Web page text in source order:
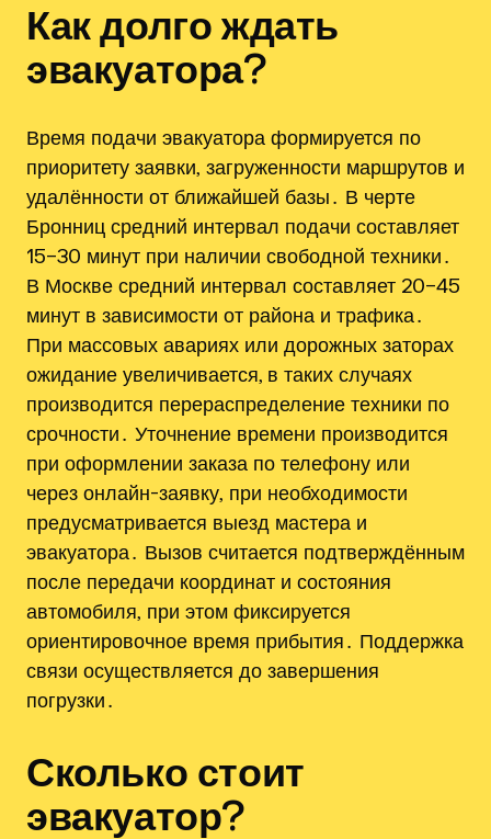
Как долго ждать
эвакуатора?
Время подачи эвакуатора формируется по
приоритету заявки‚ загруженности маршрутов и
удалённости от ближайшей базы․ В черте
Бронниц средний интервал подачи составляет
15–30 минут при наличии свободной техники․
В Москве средний интервал составляет 20–45
минут в зависимости от района и трафика․
При массовых авариях или дорожных заторах
ожидание увеличивается, в таких случаях
производится перераспределение техники по
срочности․ Уточнение времени производится
при оформлении заказа по телефону или
через онлайн-заявку‚ при необходимости
предусматривается выезд мастера и
эвакуатора․ Вызов считается подтверждённым
после передачи координат и состояния
автомобиля‚ при этом фиксируется
ориентировочное время прибытия․ Поддержка
связи осуществляется до завершения
погрузки․
Сколько стоит
эвакуатор?